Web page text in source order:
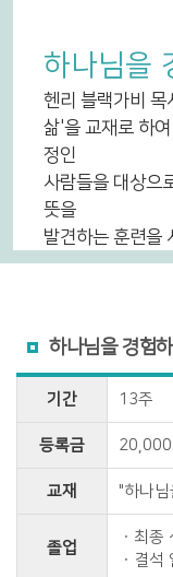
하나님을
헨리 블랙가비 목
삶'을 교재로 하
정인
사람들을 대상으
뜻을
발견하는 훈련을
하나님을 경험
기간 13주
등록금 20,000
교재 "하나
졸업
ㆍ최
ㆍ결